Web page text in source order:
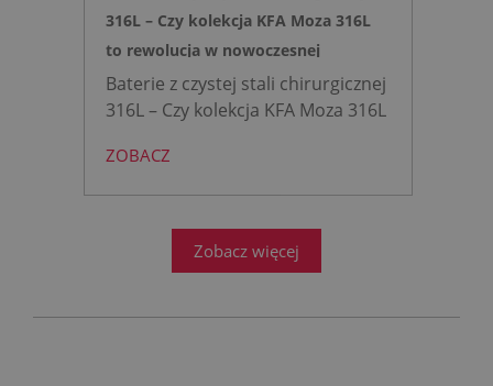
316L – Czy kolekcja KFA Moza 316L
to rewolucja w nowoczesnej
łazience?
Baterie z czystej stali chirurgicznej
316L – Czy kolekcja KFA Moza 316L
łazience?
projektowanie łazienek stanęło
ZOBACZ
Zobacz więcej